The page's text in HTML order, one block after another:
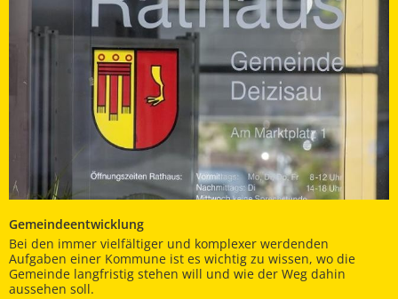
Gemeindeentwicklung
Bei den immer vielfältiger und komplexer werdenden
Aufgaben einer Kommune ist es wichtig zu wissen, wo die
Gemeinde langfristig stehen will und wie der Weg dahin
aussehen soll.